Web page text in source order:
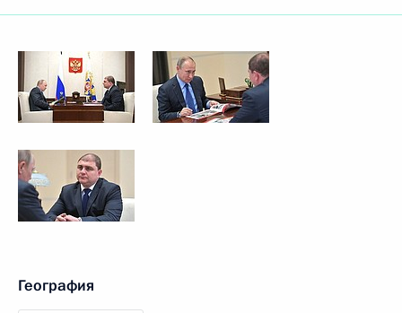
География